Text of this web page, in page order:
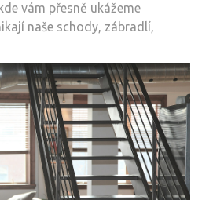
vám přesně ukážeme
naše schody, zábradlí,